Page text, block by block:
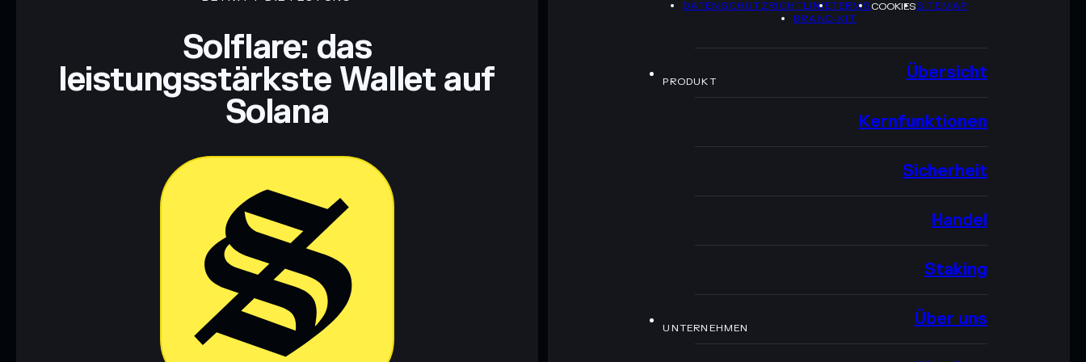
Solflare: das
leistungsstärkste Wallet auf
Solana
DATENSCHUTZRICHTLINIETERMSCOOKIESSITEMAP
BRAND-KIT
PRODUKT Übersicht
Kernfunktionen
Sicherheit
Handel
Staking
UNTERNEHMEN Über uns